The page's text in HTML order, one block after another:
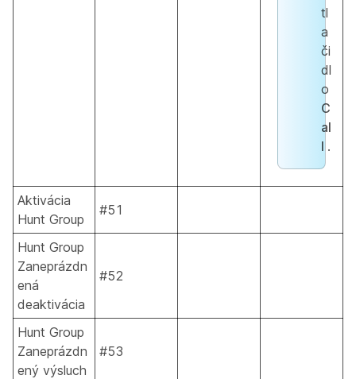
tl
a
či
dl
o
C
al
l .
Aktivácia
Hunt Group
#51
Hunt Group
Zaneprázdn
ená
deaktivácia
#52
Hunt Group
Zaneprázdn
ený výsluch
#53